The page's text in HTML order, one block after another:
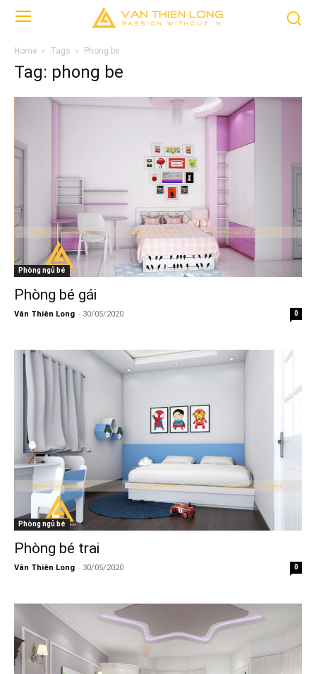
Home Tags Phong be
Tag: phong be
Phòng ngủ bé
Phòng bé gái
Vân Thiên Long - 30/05/2020 0
Phòng ngủ bé
Phòng bé trai
Vân Thiên Long - 30/05/2020 0